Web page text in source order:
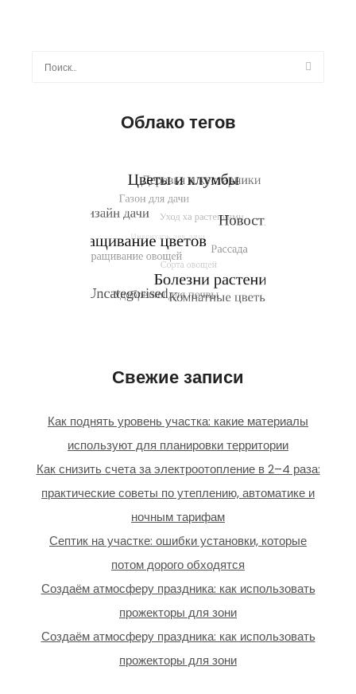
Найти:
Облако тегов
Свежие записи
Как поднять уровень участка: какие материалы
используют для планировки территории
Как снизить счета за электроотопление в 2–4 раза:
практические советы по утеплению, автоматике и
ночным тарифам
Септик на участке: ошибки установки, которые
потом дорого обходятся
Создаём атмосферу праздника: как использовать
прожекторы для зони
Создаём атмосферу праздника: как использовать
прожекторы для зони